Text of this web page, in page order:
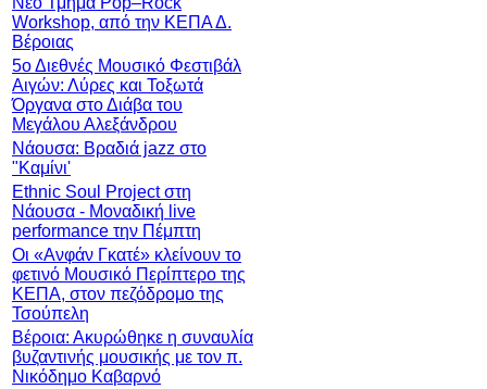
Workshop, από την ΚΕΠΑ Δ.
Βέροιας
5ο Διεθνές Μουσικό Φεστιβάλ
Αιγών: Λύρες και Τοξωτά
Όργανα στο Διάβα του
Μεγάλου Αλεξάνδρου
Νάουσα: Βραδιά jazz στο
"Καμίνι'
Ethnic Soul Project στη
Νάουσα - Μοναδική live
performance την Πέμπτη
Οι «Ανφάν Γκατέ» κλείνουν το
φετινό Μουσικό Περίπτερο της
ΚΕΠΑ, στον πεζόδρομο της
Τσούπελη
Βέροια: Ακυρώθηκε η συναυλία
βυζαντινής μουσικής με τον π.
Νικόδημο Καβαρνό